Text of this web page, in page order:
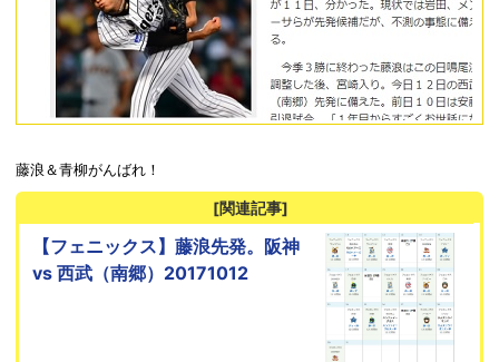
藤浪＆青柳がんばれ！
[関連記事]
【フェニックス】藤浪先発。阪神
vs 西武（南郷）20171012